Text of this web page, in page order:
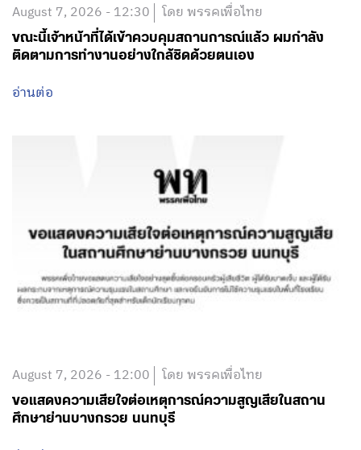
August 7, 2026 - 12:30 โดย พรรคเพื่อไทย
ขณะนี้เจ้าหน้าที่ได้เข้าควบคุมสถานการณ์แล้ว ผมกำลัง
ติดตามการทำงานอย่างใกล้ชิดด้วยตนเอง
อ่านต่อ
August 7, 2026 - 12:00 โดย พรรคเพื่อไทย
ขอแสดงความเสียใจต่อเหตุการณ์ความสูญเสียในสถาน
ศึกษาย่านบางกรวย นนทบุรี